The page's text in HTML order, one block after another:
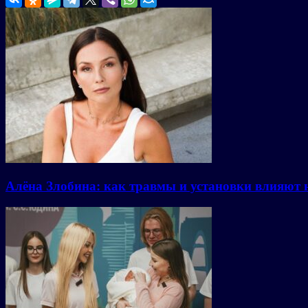
Алёна Злобина: как травмы и установки влияют